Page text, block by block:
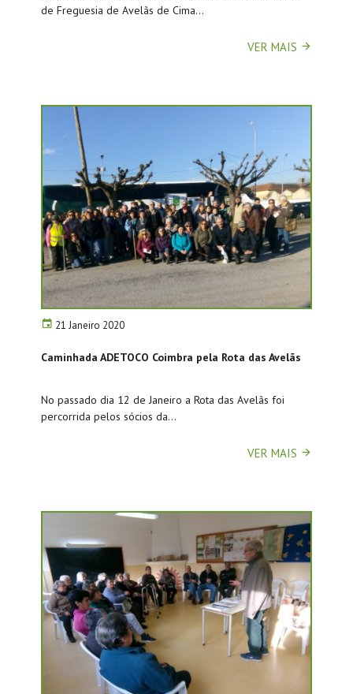
de Freguesia de Avelãs de Cima...
VER MAIS
21 Janeiro 2020
Caminhada ADETOCO Coimbra pela Rota das Avelãs
No passado dia 12 de Janeiro a Rota das Avelãs foi
percorrida pelos sócios da...
VER MAIS